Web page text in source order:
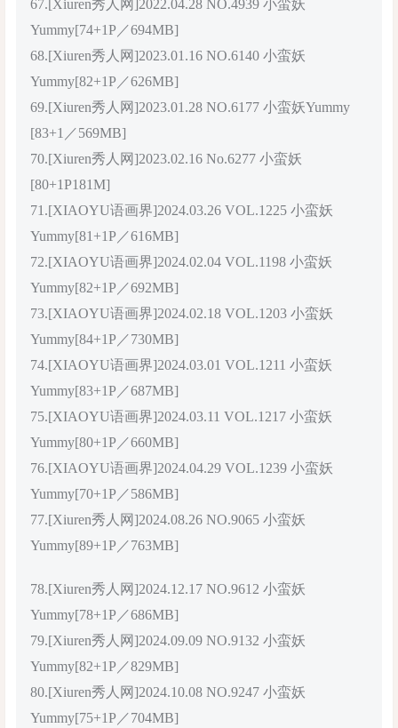
67.[Xiuren秀人网]2022.04.28 NO.4939 小蛮妖
Yummy[74+1P／694MB]
68.[Xiuren秀人网]2023.01.16 NO.6140 小蛮妖
Yummy[82+1P／626MB]
69.[Xiuren秀人网]2023.01.28 NO.6177 小蛮妖Yummy
[83+1／569MB]
70.[Xiuren秀人网]2023.02.16 No.6277 小蛮妖
[80+1P181M]
71.[XIAOYU语画界]2024.03.26 VOL.1225 小蛮妖
Yummy[81+1P／616MB]
72.[XIAOYU语画界]2024.02.04 VOL.1198 小蛮妖
Yummy[82+1P／692MB]
73.[XIAOYU语画界]2024.02.18 VOL.1203 小蛮妖
Yummy[84+1P／730MB]
74.[XIAOYU语画界]2024.03.01 VOL.1211 小蛮妖
Yummy[83+1P／687MB]
75.[XIAOYU语画界]2024.03.11 VOL.1217 小蛮妖
Yummy[80+1P／660MB]
76.[XIAOYU语画界]2024.04.29 VOL.1239 小蛮妖
Yummy[70+1P／586MB]
77.[Xiuren秀人网]2024.08.26 NO.9065 小蛮妖
Yummy[89+1P／763MB]
78.[Xiuren秀人网]2024.12.17 NO.9612 小蛮妖
Yummy[78+1P／686MB]
79.[Xiuren秀人网]2024.09.09 NO.9132 小蛮妖
Yummy[82+1P／829MB]
80.[Xiuren秀人网]2024.10.08 NO.9247 小蛮妖
Yummy[75+1P／704MB]